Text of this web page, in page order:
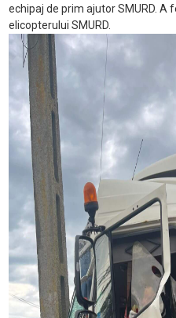
echipaj de prim ajutor SMURD.
elicopterului SMURD.